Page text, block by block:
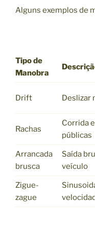
Alguns exemplos de
Tipo de
Manobra
Drift Deslizar
Rachas
Corrida
públicas
Arrancada
brusca
Saída
veículo
Zigue-
zague